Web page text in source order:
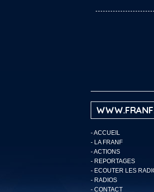
-ACCUEIL
- LA FRANF
-ACTIONS
- REPORTAGES
- ECOUTER LES
- RADIOS
- CONTACT